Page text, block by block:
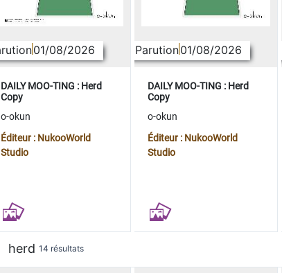
01/08/2026
DAILY MOO-TING : Herd
Copy
o-okun
Éditeur : NukooWorld
Studio
Parution01/08/2026
DAILY MOO-TING : Herd
Copy
o-okun
Éditeur : NukooWorld
Studio
herd 14 résultats